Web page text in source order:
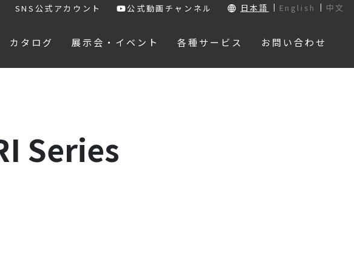
SNS公式アカウント 公式動画チャンネル 日本語 English 中文
カタログ 展示会・イベント 各種サービス お問い合わせ
Series